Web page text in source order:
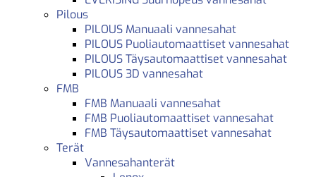
Pilous
PILOUS Manuaali vannesahat
PILOUS Puoliautomaattiset vannesahat
PILOUS Täysautomaattiset vannesahat
PILOUS 3D vannesahat
FMB
FMB Manuaali vannesahat
FMB Puoliautomaattiset vannesahat
FMB Täysautomaattiset vannesahat
Terät
Vannesahanterät